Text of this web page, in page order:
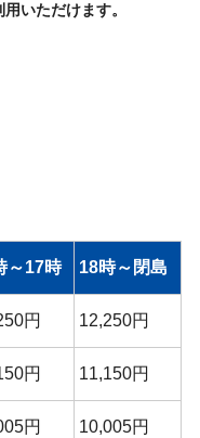
いただけます。
～17時 18時～閉島
円 12,250円
円 11,150円
円 10,005円